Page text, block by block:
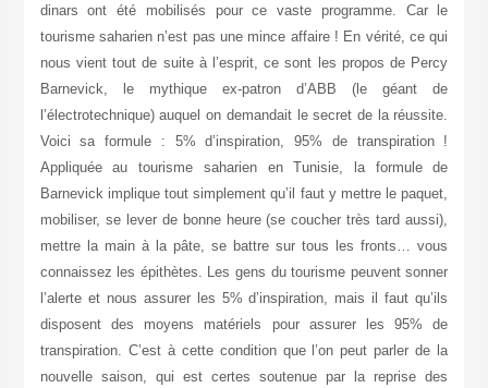
dinars ont été mobilisés pour ce vaste programme. Car le
tourisme saharien n’est pas une mince affaire ! En vérité, ce qui
nous vient tout de suite à l’esprit, ce sont les propos de Percy
Barnevick, le mythique ex-patron d’ABB (le géant de
l’électrotechnique) auquel on demandait le secret de la réussite.
Voici sa formule : 5% d’inspiration, 95% de transpiration !
Appliquée au tourisme saharien en Tunisie, la formule de
Barnevick implique tout simplement qu’il faut y mettre le paquet,
mobiliser, se lever de bonne heure (se coucher très tard aussi),
mettre la main à la pâte, se battre sur tous les fronts… vous
connaissez les épithètes. Les gens du tourisme peuvent sonner
l’alerte et nous assurer les 5% d’inspiration, mais il faut qu’ils
disposent des moyens matériels pour assurer les 95% de
transpiration. C’est à cette condition que l’on peut parler de la
nouvelle saison, qui est certes soutenue par la reprise des